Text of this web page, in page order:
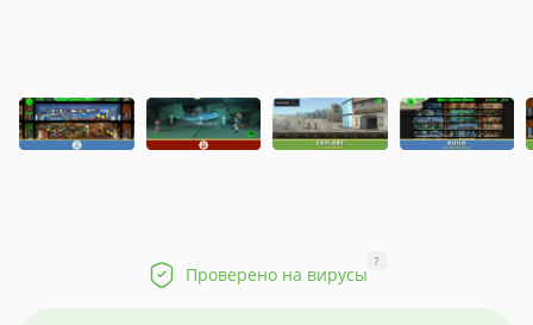
Проверено на вирусы
?